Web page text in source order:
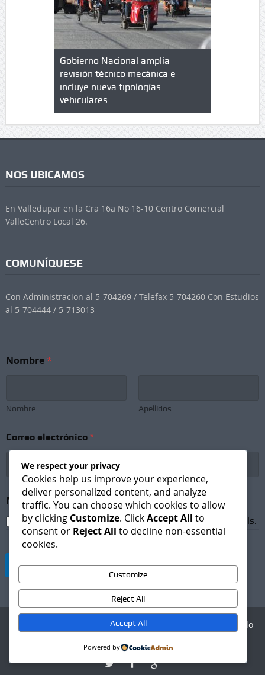
de
Gobierno Nacional amplia
revisión técnico mecánica e
incluye nueva tipologías
vehiculares
Qué es
NOS UBICAMOS
En Valledupar en la Cra 16a No 16-10 Centro Comercial
ValleCentro Local 26.
COMUNÍQUESE
Con Administracion al 5-704269 / Telefax 5-704260 Con Estudios
al 5-704444 / 5-713013
Nombre*
Nombre Apellidos
o
*
S
u
b
c
i
i
Correo electrónico *
Newsletter Subscription*
I agree to receive newsletters and promotional emails.
Suscribirse
Agencia Digital - Desarrollo
We respect your privacy
Cookies help us improve your experience,
deliver personalized content, and analyze
traffic. You can choose which cookies to allow
by clicking Customize. ClickAccept All to
consent or Reject All to decline non-essential
cookies.
Customize
Reject All
Accept All
Powered by